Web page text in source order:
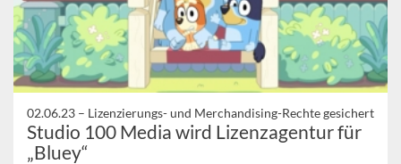
02.06.23 – Lizenzierungs- und Merchandising-Rechte gesichert
Studio 100 Media wird Lizenzagentur für
„Bluey“